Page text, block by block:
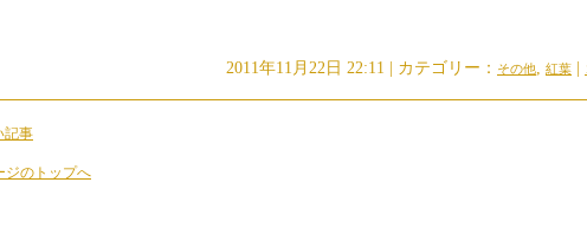
2011年11月22日 22:11 | カテゴリー： その他, 紅葉
記事
ジのトップへ